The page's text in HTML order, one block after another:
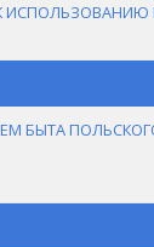
БЫТА